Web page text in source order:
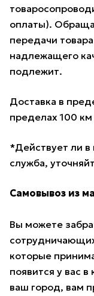
оплаты).
передачи
надлежащего
подлежит.
Доставка в
пределах 100
*Действует ли в
служба,
Самовывоз из
Вы можете
которые
появится у вас
ваш город, вам